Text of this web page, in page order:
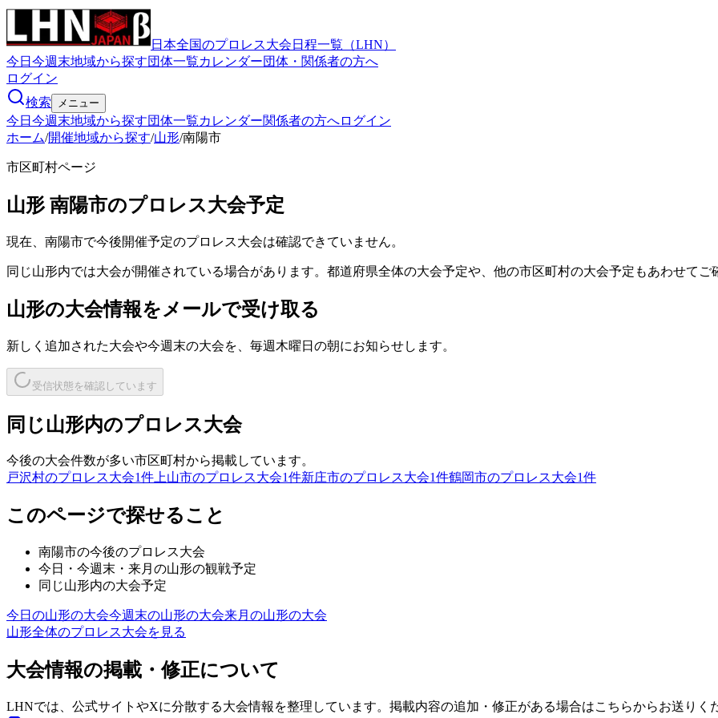
日本全国のプロレス大会日程一覧（LHN）
今日 今週末地域から探す団体一覧カレンダー団体・関係者の方へ
ログイン
検索
メニュー
今日 今週末地域から探す団体一覧カレンダー関係者の方へログイン
ホーム/開催地域から探す/山形/南陽市
市区町村ページ
山形 南陽市のプロレス大会予定
現在、南陽市で今後開催予定のプロレス大会は確認できていません。
同じ山形内では大会が開催されている場合があります。都道府県全体の大会予定や、他の市区町村の大会予定もあわせてご
山形の大会情報をメールで受け取る
新しく追加された大会や今週末の大会を、 毎週木曜日の朝にお知らせします。
受信状態を確認しています
同じ山形内のプロレス大会
今後の大会件数が多い市区町村から掲載しています。
戸沢村のプロレス大会1件上山市のプロレス大会1件新庄市のプロレス大会1件鶴岡市のプロレス大会1件
このページで探せること
南陽市の今後のプロレス大会
今日・今週末・来月の山形の観戦予定
同じ山形内の大会予定
今日の山形の大会今週末の山形の大会来月の山形の大会
山形全体のプロレス大会を見る
大会情報の掲載・修正について
LHNでは、公式サイトやXに分散する大会情報を整理しています。掲載内容の追加・修正がある場合はこちらからお送りく